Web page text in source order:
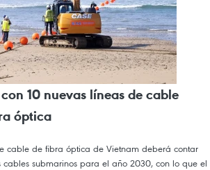
10 nuevas líneas de cable
óptica
cable de fibra óptica de Vietnam deberá contar
cables submarinos para el año 2030, con lo que el